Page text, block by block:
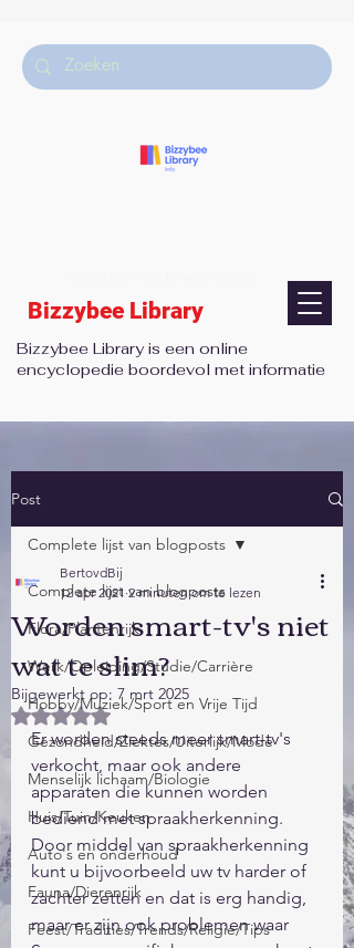
Bizzybee Library is een online
encyclopedie boordevol met informatie
Bizzybee Library
Post
Complete lijst van blogposts
Flora/Plantenrijk
Werk/Opleiding/Studie/Carrière
Hobby/Muziek/Sport en Vrije Tijd
Gezondheid/Ziektes/Uiterlijk/Mode
Menselijk lichaam/Biologie
Huis/Tuin/Keuken
Auto's en onderhoud
Fauna/Dierenrijk
Feest/Tradities/Trends/Religie/Tips
Complete lijst van blogposts
Worden smart-tv's niet
wat te slim?
BertovdBij
12 apr 2021 2 minuten om te lezen
Bijgewerkt op: 7 mrt 2025
Beoordeeld met NaN uit 5 sterren.
Er worden steeds meer smart-tv's
verkocht, maar ook andere
apparaten die kunnen worden
bediend met spraakherkenning.
Door middel van spraakherkenning
kunt u bijvoorbeeld uw tv harder of
zachter zetten en dat is erg handig,
maar er zijn ook problemen waar